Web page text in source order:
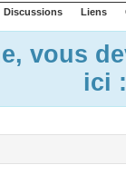
Discussions Liens
vous
ici